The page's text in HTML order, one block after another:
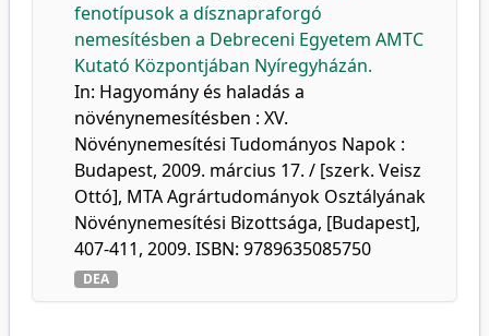
fenotípusok a dísznapraforgó
nemesítésben a Debreceni Egyetem AMTC
Kutató Központjában Nyíregyházán.
In: Hagyomány és haladás a
növénynemesítésben : XV.
Növénynemesítési Tudományos Napok :
Budapest, 2009. március 17. / [szerk. Veisz
Ottó], MTA Agrártudományok Osztályának
Növénynemesítési Bizottsága, [Budapest],
407-411, 2009. ISBN: 9789635085750
DEA